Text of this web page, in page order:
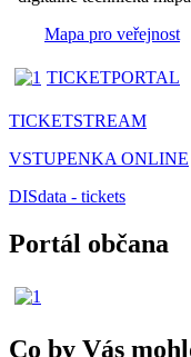
Mapa pro veřejnost
TICKETPORTAL
TICKETSTREAM
VSTUPENKA ONLINE
DISdata - tickets
Portál občana
Co by Vás